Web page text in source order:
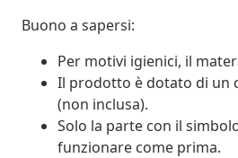
Buono a sapersi:
Per motivi igienici, il
Il prodotto è dotato di un
(non inclusa).
Solo la parte con il
funzionare come prima.